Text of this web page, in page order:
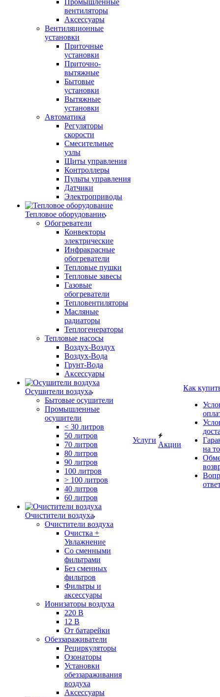
Промышленные
вентиляторы
Аксессуары
Вентиляционные
установки
Приточные
установки
Приточно-
вытяжные
Бытовые
установки
Вытяжные
установки
Автоматика
Регуляторы
скорости
Смесительные
узлы
Щиты управления
Контроллеры
Пульты управления
Датчики
Электроприводы
Тепловое оборудование
Обогреватели
Конвекторы
электрические
Инфракрасные
обогреватели
Тепловые пушки
Тепловые завесы
Газовые
обогреватели
Тепловентиляторы
Масляные
радиаторы
Теплогенераторы
Тепловые насосы
Воздух-Воздух
Воздух-Вода
Грунт-Вода
Аксессуары
Осушители воздуха
Бытовые осушители
Промышленные
осушители
< 30 литров
50 литров
70 литров
80 литров
90 литров
100 литров
> 100 литров
40 литров
60 литров
Очистители воздуха
Очистители воздуха
Очистка +
Увлажнение
Cо сменными
фильтрами
Без сменных
фильтров
Фильтры и
аксессуары
Ионизаторы воздуха
220 В
12 В
От батарейки
Обеззараживатели
Рециркуляторы
Озонаторы
Установки
обеззараживания
воздуха
Аксессуары
Услуги
Акции
Как
на